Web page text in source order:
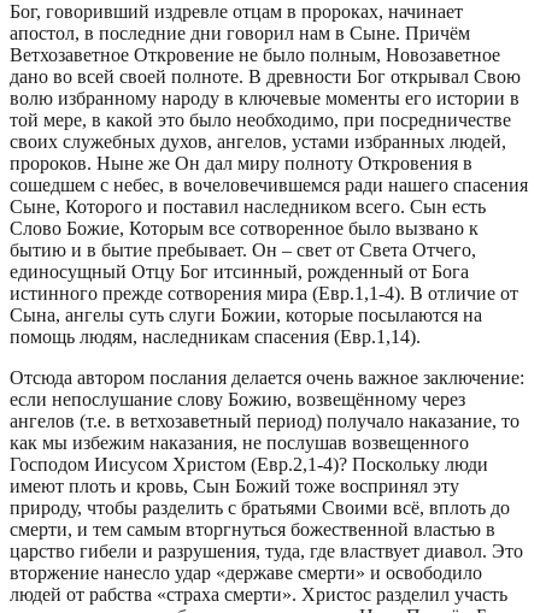
Бог, говоривший издревле отцам в пророках, начинает
апостол, в последние дни говорил нам в Сыне. Причём
Ветхозаветное Откровение не было полным, Новозаветное
дано во всей своей полноте. В древности Бог открывал Свою
волю избранному народу в ключевые моменты его истории в
той мере, в какой это было необходимо, при посредничестве
своих служебных духов, ангелов, устами избранных людей,
пророков. Ныне же Он дал миру полноту Откровения в
сошедшем с небес, в вочеловечившемся ради нашего спасения
Сыне, Которого и поставил наследником всего. Сын есть
Слово Божие, Которым все сотворенное было вызвано к
бытию и в бытие пребывает. Он – свет от Света Отчего,
единосущный Отцу Бог итсинный, рожденный от Бога
истинного прежде сотворения мира (Евр.1,1-4). В отличие от
Сына, ангелы суть слуги Божии, которые посылаются на
помощь людям, наследникам спасения (Евр.1,14).
Отсюда автором послания делается очень важное заключение:
если непослушание слову Божию, возвещённому через
ангелов (т.е. в ветхозаветный период) получало наказание, то
как мы избежим наказания, не послушав возвещенного
Господом Иисусом Христом (Евр.2,1-4)? Поскольку люди
имеют плоть и кровь, Сын Божий тоже воспринял эту
природу, чтобы разделить с братьями Своими всё, вплоть до
смерти, и тем самым вторгнуться божественной властью в
царство гибели и разрушения, туда, где властвует диавол. Это
вторжение нанесло удар «державе смерти» и освободило
людей от рабства «страха смерти». Христос разделил участь